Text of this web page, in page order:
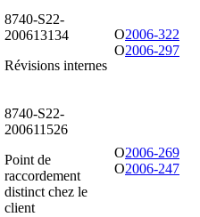
8740-S22-
200613134
Révisions internes
O2006-322
O2006-297
8740-S22-
200611526
Point de
raccordement
distinct chez le
client
O2006-269
O2006-247